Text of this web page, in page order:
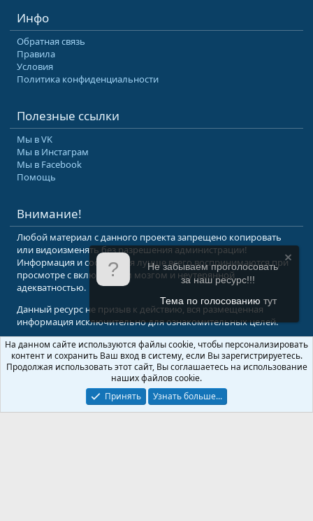
Инфо
Обратная связь
Правила
Условия
Политика конфиденциальности
Полезные ссылки
Мы в VK
Мы в Инстаграм
Мы в Facebook
Помощь
Внимание!
Любой материал с данного проекта запрещено копировать
или видоизменять без разрешения администрации!
Информация и сообщения лучше всего воспринимаются при
просмотре с включенным мозгом и неутерянной
адекватностью.
Данный ресурс не призыв к действию, вся размещенная
информация исключительно для ознакомительных целей.
© 2008-2026 Форум Абырвалг.нет - подводная охота, дайвинг, туризм
Перевод: XenForo.Info
Не забываем проголосовать
за наш ресурс!!!
Тема по голосованию тут
На данном сайте используются файлы cookie, чтобы персонализировать
контент и сохранить Ваш вход в систему, если Вы зарегистрируетесь.
Продолжая использовать этот сайт, Вы соглашаетесь на использование
наших файлов cookie.
Принять
Узнать больше...